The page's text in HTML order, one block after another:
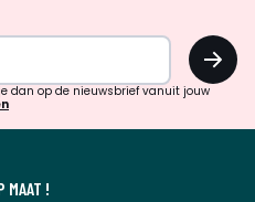
inspiratie
verrassingen?
OK
dan op de nieuwsbrief vanuit jouw
MAAT !